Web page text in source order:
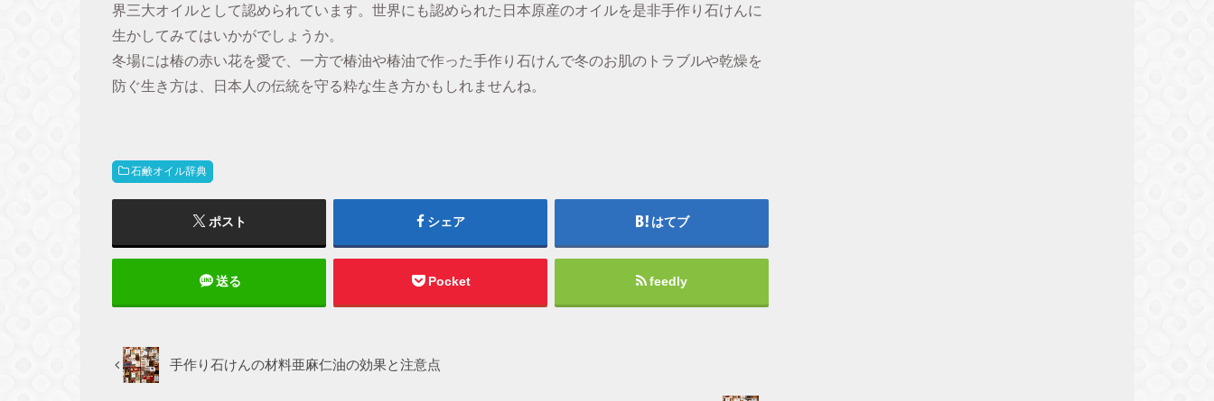
界三大オイルとして認められています。世界にも認められた日本原産のオイルを是非手作り石けんに
生かしてみてはいかがでしょうか。
冬場には椿の赤い花を愛で、一方で椿油や椿油で作った手作り石けんで冬のお肌のトラブルや乾燥を
防ぐ生き方は、日本人の伝統を守る粋な生き方かもしれませんね。
石鹸オイル辞典
ポスト シェア はてブ
送る Pocket feedly
手作り石けんの材料亜麻仁油の効果と注意点